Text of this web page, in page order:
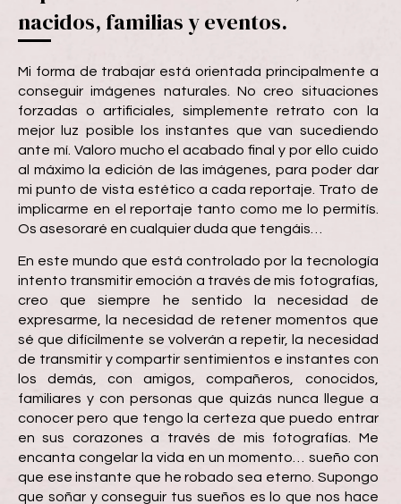
nacidos, familias y eventos.
Mi forma de trabajar está orientada principalmente a
conseguir imágenes naturales. No creo situaciones
forzadas o artificiales, simplemente retrato con la
mejor luz posible los instantes que van sucediendo
ante mí. Valoro mucho el acabado final y por ello cuido
al máximo la edición de las imágenes, para poder dar
mi punto de vista estético a cada reportaje. Trato de
implicarme en el reportaje tanto como me lo permitís.
Os asesoraré en cualquier duda que tengáis…
En este mundo que está controlado por la tecnología
intento transmitir emoción a través de mis fotografías,
creo que siempre he sentido la necesidad de
expresarme, la necesidad de retener momentos que
sé que difícilmente se volverán a repetir, la necesidad
de transmitir y compartir sentimientos e instantes con
los demás, con amigos, compañeros, conocidos,
familiares y con personas que quizás nunca llegue a
conocer pero que tengo la certeza que puedo entrar
en sus corazones a través de mis fotografías. Me
encanta congelar la vida en un momento… sueño con
que ese instante que he robado sea eterno. Supongo
que soñar y conseguir tus sueños es lo que nos hace